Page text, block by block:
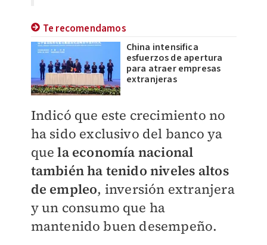
Te recomendamos
China intensifica
esfuerzos de apertura
para atraer empresas
extranjeras
Indicó que este crecimiento no
ha sido exclusivo del banco ya
quela economía nacional
también ha tenido niveles altos
de empleo, inversión extranjera
y un consumo que ha
mantenido buen desempeño.